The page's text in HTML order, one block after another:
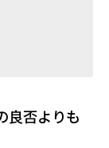
良否よりも